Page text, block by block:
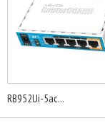
RB952Ui-5ac...